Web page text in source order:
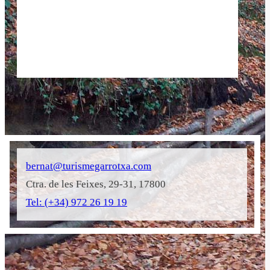
bernat@turismegarrotxa.com
Ctra. de les Feixes, 29-31, 17800
Tel: (+34) 972 26 19 19